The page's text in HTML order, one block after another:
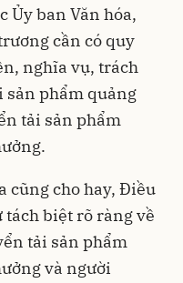
Ủy ban Văn hóa,
cần có quy
nghĩa vụ, trách
sản phẩm quảng
tải sản phẩm
cũng cho hay, Điều
tách biệt rõ ràng về
tải sản phẩm
và người